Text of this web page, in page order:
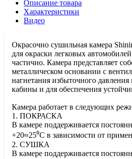
Описание товара
Характеристики
Видео
Окрасочно сушильная камера
для окраски легковых
частично. Камера представляет
металлическом основании с
нагнетания избыточного давления
кабины и для обеспечения
Камера работает в следующих
1. ПОКРАСКА
В камере поддерживается
+20≈25⁰С в зависимости от
2. СУШКА
В камере поддерживается